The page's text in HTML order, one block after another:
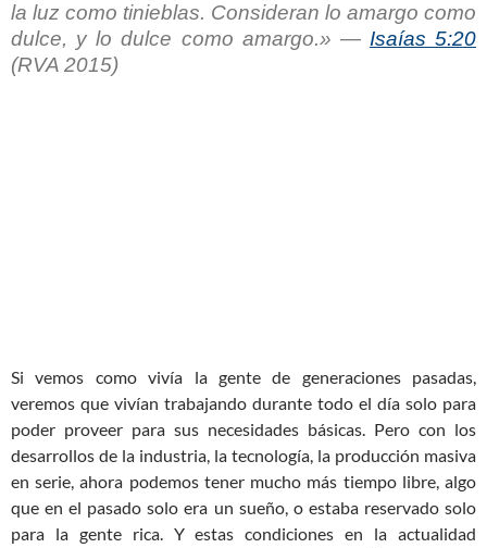
la luz como tinieblas. Consideran lo amargo como
dulce, y lo dulce como amargo.» — Isaías 5:20
(RVA 2015)
Si vemos como vivía la gente de generaciones pasadas,
veremos que vivían trabajando durante todo el día solo para
poder proveer para sus necesidades básicas. Pero con los
desarrollos de la industria, la tecnología, la producción masiva
en serie, ahora podemos tener mucho más tiempo libre, algo
que en el pasado solo era un sueño, o estaba reservado solo
para la gente rica. Y estas condiciones en la actualidad